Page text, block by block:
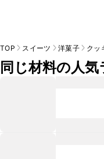
TOP スイーツ 洋菓子 クッ
同じ材料の人